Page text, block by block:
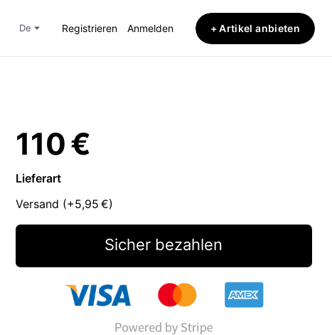
de Registrieren Anmelden + Artikel anbieten
110 €
Lieferart
Versand (+5,95 €)
Sicher bezahlen